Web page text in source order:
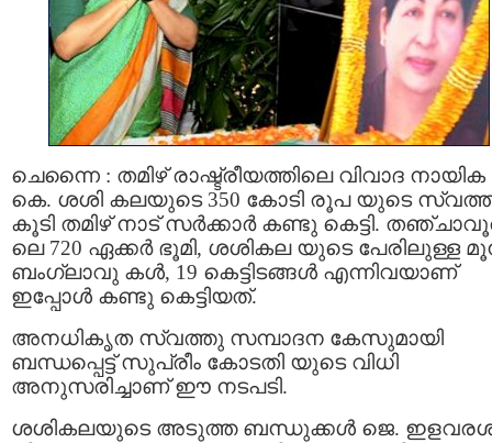
ചെന്നൈ : തമിഴ് രാഷ്ട്രീയത്തിലെ വിവാദ നായിക
കെ. ശശി കലയുടെ 350 കോടി രൂപ യുടെ
കൂടി തമിഴ്‌ നാട് സര്‍ക്കാര്‍ കണ്ടു കെട്ടി.
ലെ 720 ഏക്കർ ഭൂമി, ശശികല യുടെ പേരിലുള്ള
ബംഗ്ലാവു കള്‍, 19 കെട്ടിടങ്ങള്‍ എന്നിവയാണ്
ഇപ്പോള്‍ കണ്ടു കെട്ടിയത്.
അനധികൃത സ്വത്തു സമ്പാദന കേസുമായി
ബന്ധപ്പെട്ട് സുപ്രീം കോടതി യുടെ വിധി
അനുസരിച്ചാണ് ഈ നടപടി.
ശശികലയുടെ അടുത്ത ബന്ധുക്കള്‍ ജെ.